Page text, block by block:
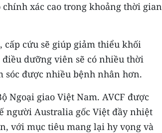
xác cao trong khoảng thời gian
cứu sẽ giúp giảm thiểu khối
dưỡng viên sẽ có nhiều thời
sóc được nhiều bệnh nhân hơn.
Ngoại giao Việt Nam. AVCF được
người Australia gốc Việt đầy nhiệt
với mục tiêu mang lại hy vọng và